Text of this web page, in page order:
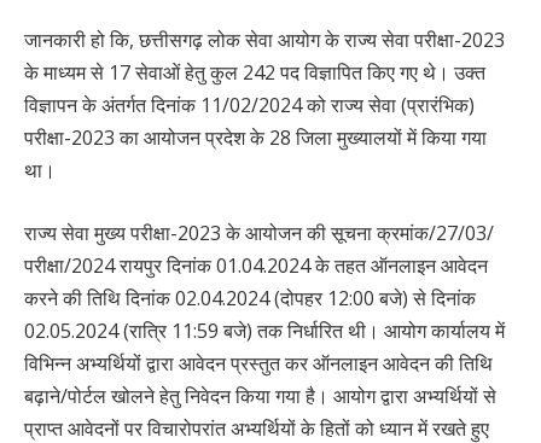
जानकारी हो कि, छत्तीसगढ़ लोक सेवा आयोग के राज्य सेवा परीक्षा-2023
के माध्यम से 17 सेवाओं हेतु कुल 242 पद विज्ञापित किए गए थे। उक्त
विज्ञापन के अंतर्गत दिनांक 11/02/2024 को राज्य सेवा (प्रारंभिक)
परीक्षा-2023 का आयोजन प्रदेश के 28 जिला मुख्यालयों में किया गया
था।
राज्य सेवा मुख्य परीक्षा-2023 के आयोजन की सूचना क्रमांक/27/03/
परीक्षा/2024 रायपुर दिनांक 01.04.2024 के तहत ऑनलाइन आवेदन
करने की तिथि दिनांक 02.04.2024 (दोपहर 12:00 बजे) से दिनांक
02.05.2024 (रात्रि 11:59 बजे) तक निर्धारित थी। आयोग कार्यालय में
विभिन्न अभ्यर्थियों द्वारा आवेदन प्रस्तुत कर ऑनलाइन आवेदन की तिथि
बढ़ाने/पोर्टल खोलने हेतु निवेदन किया गया है। आयोग द्वारा अभ्यर्थियों से
प्राप्त आवेदनों पर विचारोपरांत अभ्यर्थियों के हितों को ध्यान में रखते हुए